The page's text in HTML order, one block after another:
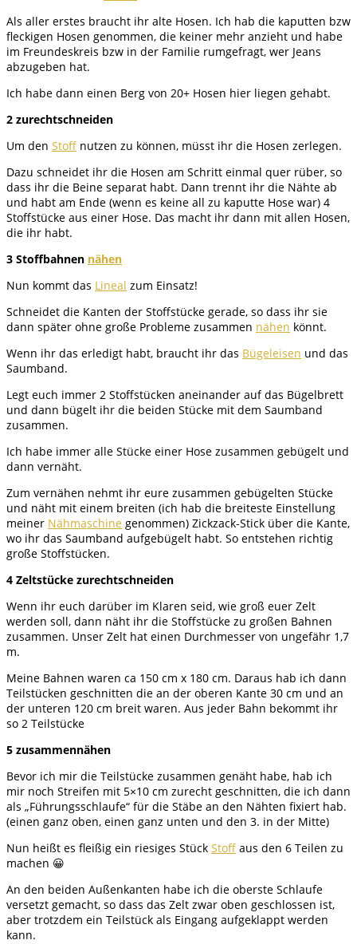
Als aller erstes braucht ihr alte Hosen. Ich hab die kaputten bzw
fleckigen Hosen genommen, die keiner mehr anzieht und habe
im Freundeskreis bzw in der Familie rumgefragt, wer Jeans
abzugeben hat.
Ich habe dann einen Berg von 20+ Hosen hier liegen gehabt.
2 zurechtschneiden
Um den Stoff nutzen zu können, müsst ihr die Hosen zerlegen.
Dazu schneidet ihr die Hosen am Schritt einmal quer rüber, so
dass ihr die Beine separat habt. Dann trennt ihr die Nähte ab
und habt am Ende (wenn es keine all zu kaputte Hose war) 4
Stoffstücke aus einer Hose. Das macht ihr dann mit allen Hosen,
die ihr habt.
3 Stoffbahnen nähen
Nun kommt das Lineal zum Einsatz!
Schneidet die Kanten der Stoffstücke gerade, so dass ihr sie
dann später ohne große Probleme zusammen nähen könnt.
Wenn ihr das erledigt habt, braucht ihr das Bügeleisen und das
Saumband.
Legt euch immer 2 Stoffstücken aneinander auf das Bügelbrett
und dann bügelt ihr die beiden Stücke mit dem Saumband
zusammen.
Ich habe immer alle Stücke einer Hose zusammen gebügelt und
dann vernäht.
Zum vernähen nehmt ihr eure zusammen gebügelten Stücke
und näht mit einem breiten (ich hab die breiteste Einstellung
meiner Nähmaschine genommen) Zickzack-Stick über die Kante,
wo ihr das Saumband aufgebügelt habt. So entstehen richtig
große Stoffstücken.
4 Zeltstücke zurechtschneiden
Wenn ihr euch darüber im Klaren seid, wie groß euer Zelt
werden soll, dann näht ihr die Stoffstücke zu großen Bahnen
zusammen. Unser Zelt hat einen Durchmesser von ungefähr 1,7
m.
Meine Bahnen waren ca 150 cm x 180 cm. Daraus hab ich dann
Teilstücken geschnitten die an der oberen Kante 30 cm und an
der unteren 120 cm breit waren. Aus jeder Bahn bekommt ihr
so 2 Teilstücke
5 zusammennähen
Bevor ich mir die Teilstücke zusammen genäht habe, hab ich
mir noch Streifen mit 5×10 cm zurecht geschnitten, die ich dann
als „Führungsschlaufe“ für die Stäbe an den Nähten fixiert hab.
(einen ganz oben, einen ganz unten und den 3. in der Mitte)
Nun heißt es fleißig ein riesiges Stück Stoff aus den 6 Teilen zu
machen 😀
An den beiden Außenkanten habe ich die oberste Schlaufe
versetzt gemacht, so dass das Zelt zwar oben geschlossen ist,
aber trotzdem ein Teilstück als Eingang aufgeklappt werden
kann.